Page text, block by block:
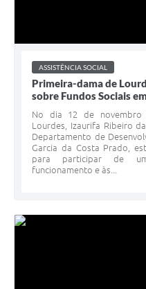
ASSISTÊNCIA SOCIAL
Primeira-dama de
sobre Fundos Sociais
No dia 12 de novembro
Lourdes, Izaurifa Ribeiro
Departamento de
Garcia da Costa Prado,
para participar de
funcionamento e às...